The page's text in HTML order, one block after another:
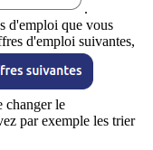
.
d'emploi que vous
d'emploi suivantes,
changer le
par exemple les trier